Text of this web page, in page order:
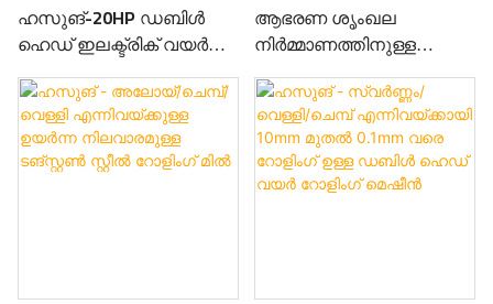
ഹസുങ്-20HP ഡബിൾ
ഹെഡ് ഇലക്ട്രിക് വയർ
റോളിംഗ് മിൽ
ആഭരണ ശൃംഖല
നിർമ്മാണത്തിനുള്ള
ഹാസുങ്-ടങ്സ്റ്റൺ
കാർബൈഡ് ഫ്ലാറ്റ് വയർ
റോളിംഗ് മിൽ മെഷീൻ